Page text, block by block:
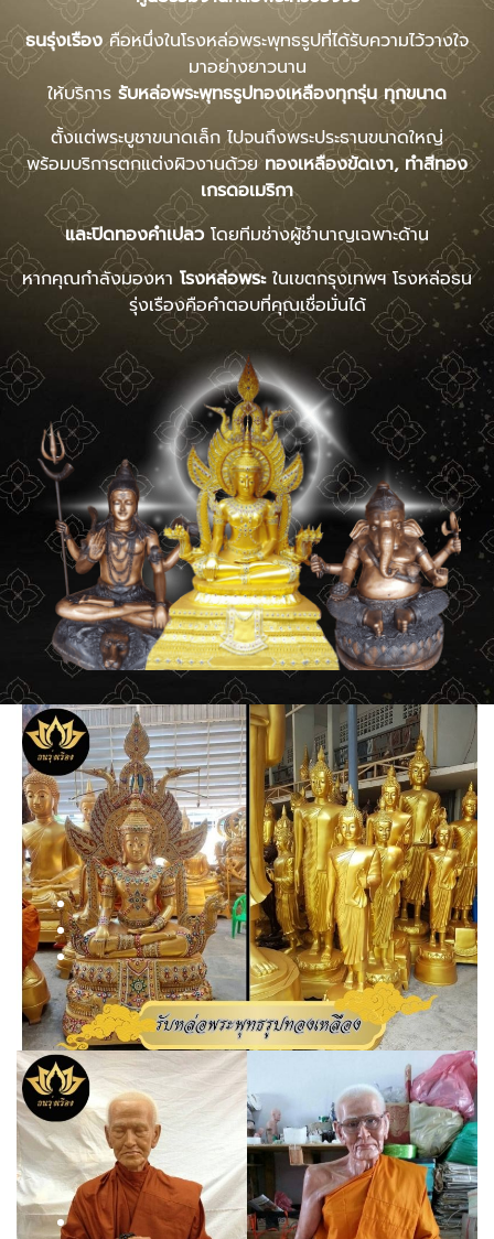
ธนรุ่งเรืองคือหนึ่งในโรงหล่อพระพุทธรูปที่ได้รับความไว้วางใจ
มาอย่างยาวนาน
ให้บริการ รับหล่อพระพุทธรูปทองเหลืองทุกรุ่น ทุกขนาด
ตั้งแต่พระบูชาขนาดเล็ก ไปจนถึงพระประธานขนาดใหญ่
พร้อมบริการตกแต่งผิวงานด้วยทองเหลืองขัดเงา, ทำสีทอง
เกรดอเมริกา
และปิดทองคำเปลวโดยทีมช่างผู้ชำนาญเฉพาะด้าน
หากคุณกำลังมองหา โรงหล่อพระในเขตกรุงเทพฯ โรงหล่อธน
รุ่งเรืองคือคำตอบที่คุณเชื่อมั่นได้